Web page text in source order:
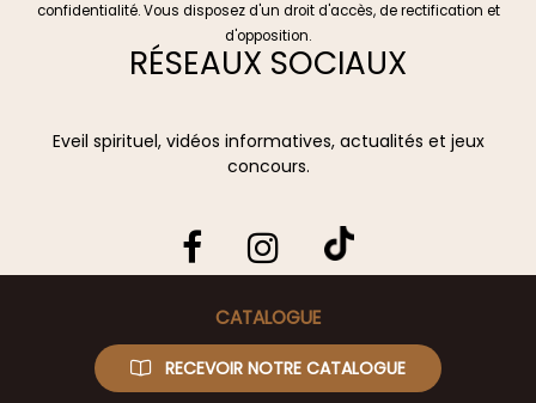
confidentialité. Vous disposez d'un droit d'accès, de rectification et
d'opposition.
RÉSEAUX SOCIAUX
Eveil spirituel, vidéos informatives, actualités et jeux
concours.
CATALOGUE
RECEVOIR NOTRE CATALOGUE